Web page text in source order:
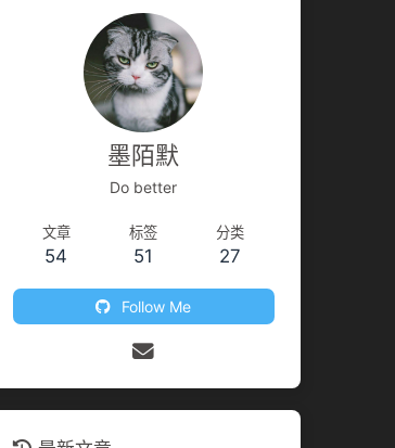
墨陌默
Do better
文章
54
标签
51
分类
27
Follow Me